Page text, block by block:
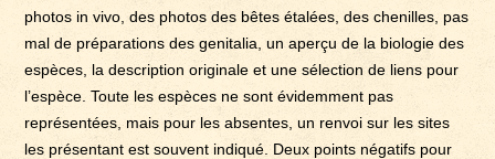
photos in vivo, des photos des bêtes étalées, des chenilles, pas
mal de préparations des genitalia, un aperçu de la biologie des
espèces, la description originale et une sélection de liens pour
l’espèce. Toute les espèces ne sont évidemment pas
représentées, mais pour les absentes, un renvoi sur les sites
les présentant est souvent indiqué. Deux points négatifs pour